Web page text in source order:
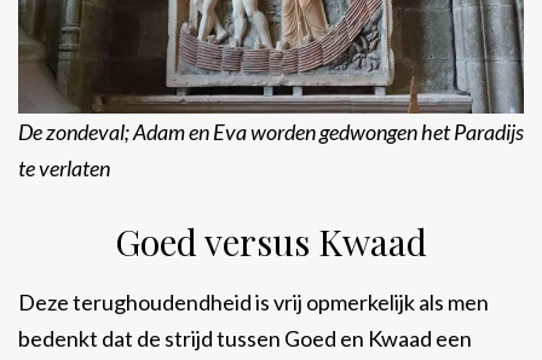
De zondeval; Adam en Eva worden gedwongen het Paradijs
te verlaten
Goed versus Kwaad
Deze terughoudendheid is vrij opmerkelijk als men
bedenkt dat de strijd tussen Goed en Kwaad een